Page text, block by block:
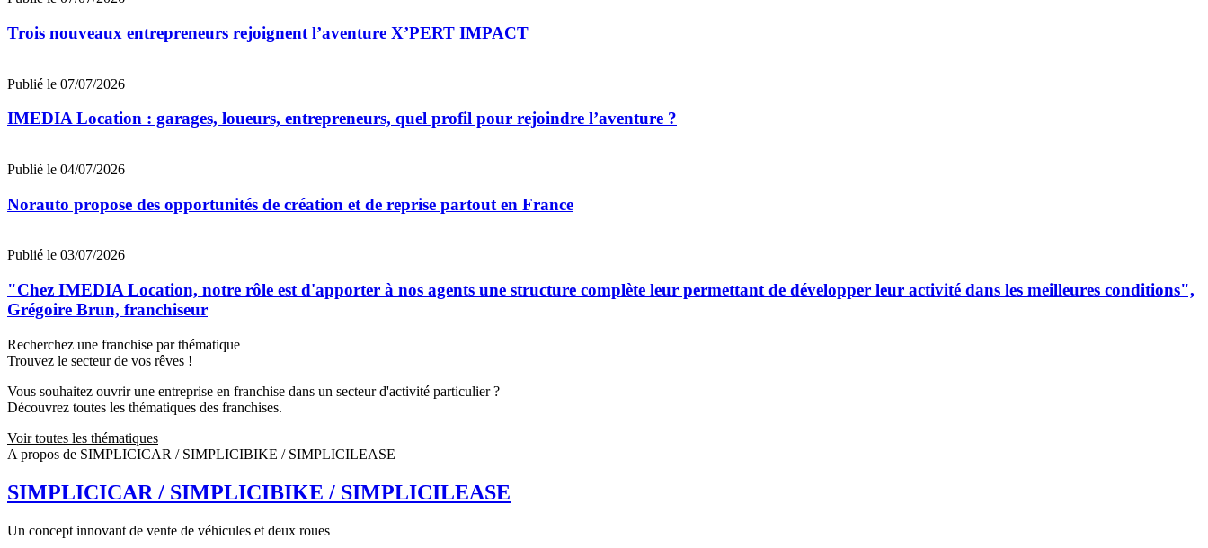
Trois nouveaux entrepreneurs rejoignent l’aventure X’PERT IMPACT
Publié le 07/07/2026
IMEDIA Location : garages, loueurs, entrepreneurs, quel profil pour rejoindre l’aventure ?
Publié le 04/07/2026
Norauto propose des opportunités de création et de reprise partout en France
Publié le 03/07/2026
"Chez IMEDIA Location, notre rôle est d'apporter à nos agents une structure complète leur permettant de développer leur activité dans les meilleures conditions",
Grégoire Brun, franchiseur
Recherchez une franchise par thématique
Trouvez le secteur de vos rêves !
Vous souhaitez ouvrir une entreprise en franchise dans un secteur d'activité particulier ?
Découvrez toutes les thématiques des franchises.
Voir toutes les thématiques
A propos de SIMPLICICAR / SIMPLICIBIKE / SIMPLICILEASE
SIMPLICICAR / SIMPLICIBIKE / SIMPLICILEASE
Un concept innovant de vente de véhicules et deux roues